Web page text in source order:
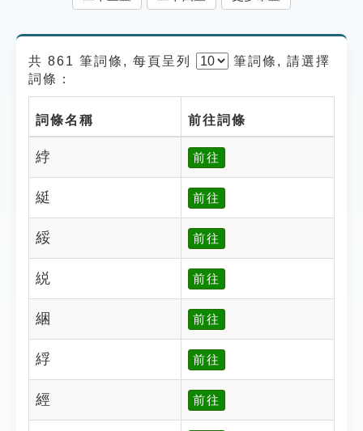
貓頭鷹博士
共 861 筆詞條, 每頁呈列 筆詞條, 請選擇
詞條：
詞條名稱 前往詞條
綍 前往
綎 前往
綏 前往
綐 前往
綑 前往
綒 前往
經 前往